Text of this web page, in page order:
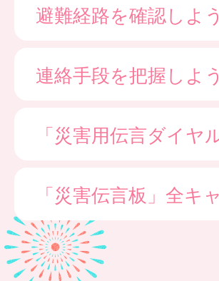
避難経路を確認しよう
連絡手段を把握しよう
「災害用伝言ダイヤ
「災害伝言板」全キ